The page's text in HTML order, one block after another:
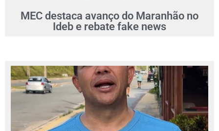
MEC destaca avanço do Maranhão no
Ideb e rebate fake news